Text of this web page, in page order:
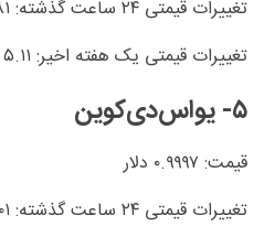
تغییرات قیمتی ۲۴ ساعت گذشته: ۰.۸۱ درصد افزایش
تغییرات قیمتی یک هفته اخیر: ۵.۱۱ درصد افزایش
۵- یواس‌دی‌کوین
قیمت: ۰.۹۹۹۷ دلار
تغییرات قیمتی ۲۴ ساعت گذشته: ۰.۰۱ درصد کاهش